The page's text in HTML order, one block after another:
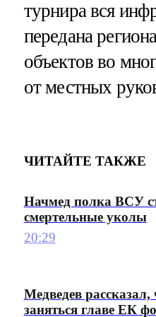
турнира вся
передана
объектов во
от местных
ЧИТАЙТЕ ТАКЖЕ
Начмед полка ВСУ
смертельные уколы
20:29
Медведев рассказал,
заняться главе ЕК